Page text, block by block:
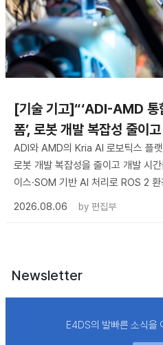
[기술 기고]“‘ADI-AMD 통
폼’, 로봇 개발 복잡성 줄이
ADI와 AMD의 Kria AI 로보틱스 플랫
로봇 개발 복잡성을 줄이고 개발 시
이스·SOM 기반 AI 처리로 ROS 2
2026.08.06
by 편집부
Newsletter
E4DS의 발빠른 소식을